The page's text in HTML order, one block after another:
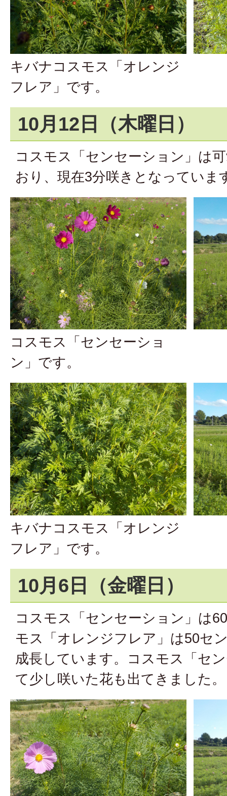
キバナコスモス「オレンジ
フレア」です。
10月12日（木曜日）
コスモス「センセーション」は
おり、現在3分咲きとなっていま
コスモス「センセーショ
ン」です。
キバナコスモス「オレンジ
フレア」です。
10月6日（金曜日）
コスモス「センセーション」は
モス「オレンジフレア」は50セ
成長しています。コスモス「セ
て少し咲いた花も出てきました。